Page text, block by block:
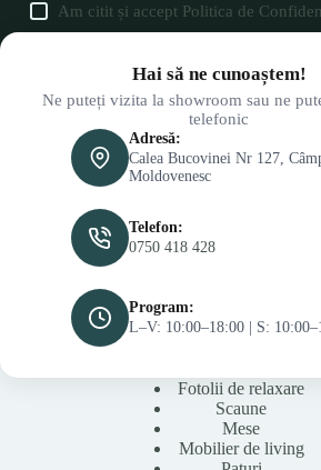
Am citit și accept Politica de
Hai să ne cunoaștem!
Ne puteți vizita la showroom sau ne
telefonic
Adresă:
Calea Bucovinei Nr 127,
Moldovenesc
Telefon:
0750 418 428
Program:
L–V: 10:00–18:00 | S:
Fotolii de relaxare
Scaune
Mese
Mobilier de living